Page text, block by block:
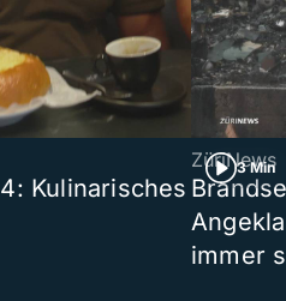
Kulinarisches
3 Min
ZüriNews
immer